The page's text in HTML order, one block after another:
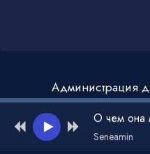
Администрация
О чем она
Seneamin